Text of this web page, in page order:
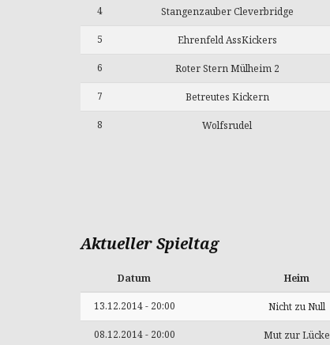
4 Stangenzauber Cleverbridge
5 Ehrenfeld AssKickers
6 Roter Stern Mülheim 2
7 Betreutes Kickern
8 Wolfsrudel
Aktueller Spieltag
Datum Heim
13.12.2014 - 20:00 Nicht zu Null
08.12.2014 - 20:00 Mut zur Lücke